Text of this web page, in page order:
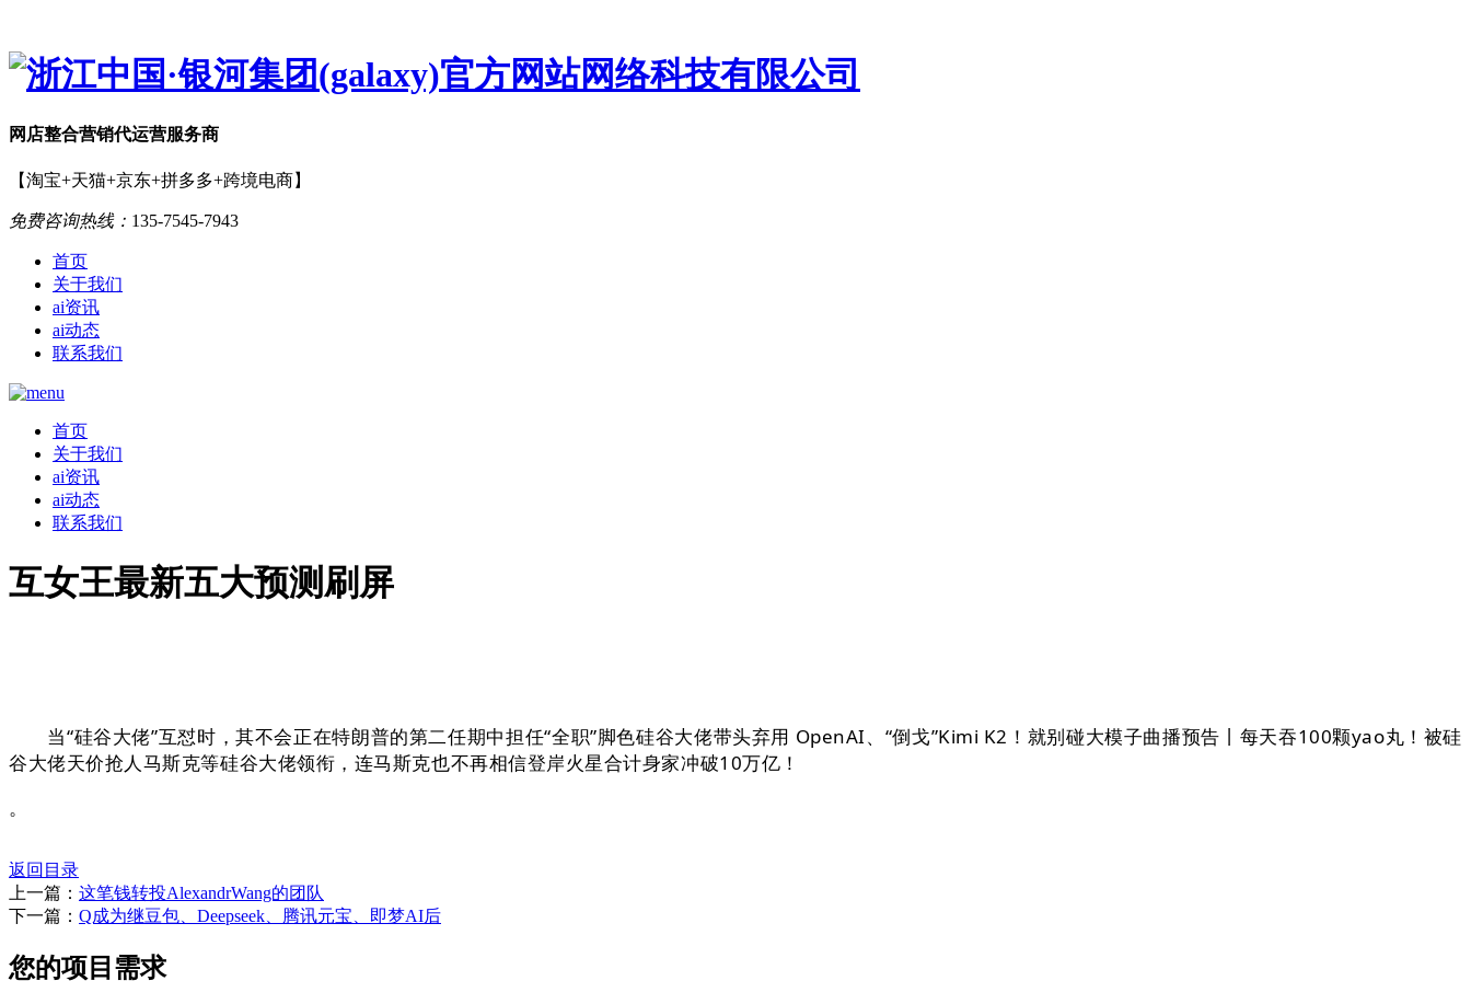
网店整合营销代运营服务商
【淘宝+天猫+京东+拼多多+跨境电商】
免费咨询热线： 135-7545-7943
首页
关于我们
ai资讯
ai动态
联系我们
首页
关于我们
ai资讯
ai动态
联系我们
互女王最新五大预测刷屏
当“硅谷大佬”互怼时，其不会正在特朗普的第二任期中担任“全职”脚色硅谷大佬带头弃用 OpenAI、“倒戈”Kimi K2！就别碰大模子曲播预告丨每天吞100颗yao丸！被硅
谷大佬天价抢人马斯克等硅谷大佬领衔，连马斯克也不再相信登岸火星合计身家冲破10万亿！
。
返回目录
上一篇： 这笔钱转投AlexandrWang的团队
下一篇： Q成为继豆包、Deepseek、腾讯元宝、即梦AI后
您的项目需求